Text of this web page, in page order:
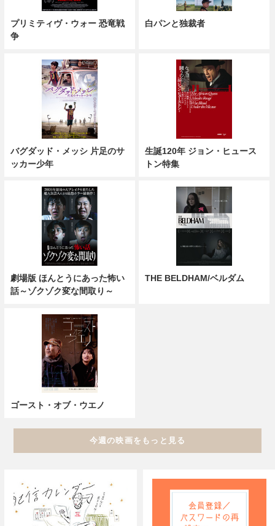
プリミティヴ・ウォー 恐竜戦
争
白パンと独裁者
バグダッド・メッシ 片足のサ
ッカー少年
生誕120年 ジョン・ヒュース
トン特集
劇場版 ほんとうにあった怖い
話～ゾクゾク変な間取り～
THE BELDHAM/ベルダム
ゴースト・オブ・ウエノ
今週の映画をもっと見る